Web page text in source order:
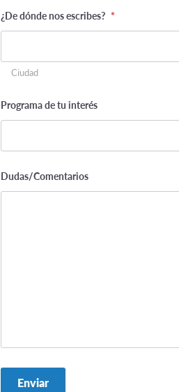
¿De dónde nos escribes? *
Ciudad
Programa de tu interés
Dudas/Comentarios